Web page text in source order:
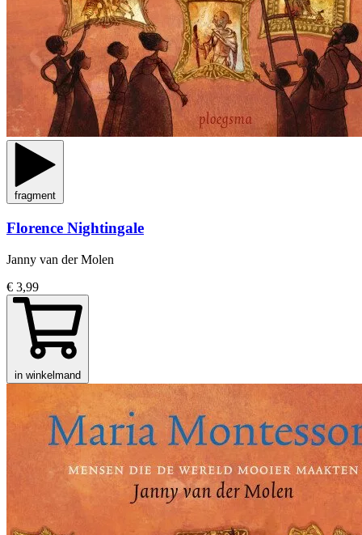
fragment
Florence Nightingale
Janny van der Molen
€ 3,99
in winkelmand